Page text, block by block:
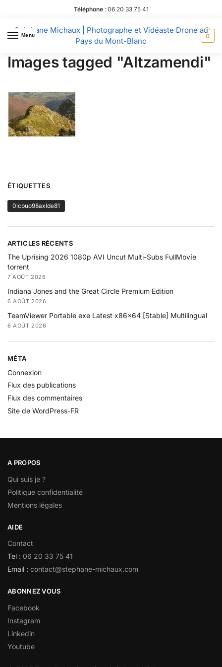
Téléphone: 06 20 33 75 41
Menu
Stéphane Michaux | Photographe et Vidéaste Drone au
Pays du Mont-Blanc
0
Images tagged "Altzamendi"
ÉTIQUETTES
0lcbuo98axlde81
ARTICLES RÉCENTS
The Uprising 2026 1080p AVI Uncut Multi-Subs FullMov𝗂e
torrent
7 AOÛT 2026
Indiana Jones and the Great Circle Premium Edition
6 AOÛT 2026
TeamViewer Portable exe Latest x86x64 [Stable] Multilingual
6 AOÛT 2026
MÉTA
Connexion
Flux des publications
Flux des commentaires
Site de WordPress-FR
A PROPOS
Qui suis je ?
Politique confidentialité
Mentions légales
AIDE
Contact
Tel : 06 20 33 75 41
Email : contact@stephane-michaux.com
ABONNEZ VOUS
Facebook
Instagram
Linkedin
Youtube